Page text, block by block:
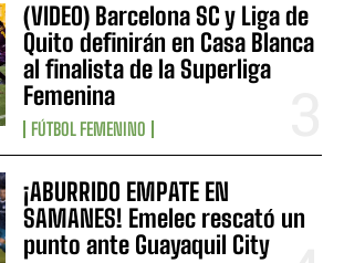
(VIDEO) Barcelona SC y Liga de
Quito definirán en Casa Blanca
al finalista de la Superliga
Femenina
FÚTBOL FEMENINO
¡ABURRIDO EMPATE EN
SAMANES! Emelec rescató un
punto ante Guayaquil City